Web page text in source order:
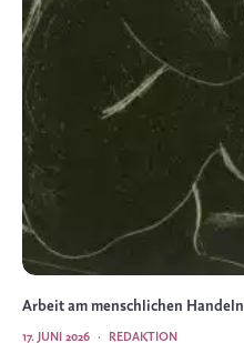
Arbeit am menschlichen Handeln
REDAKTION
·
17. JUNI 2026